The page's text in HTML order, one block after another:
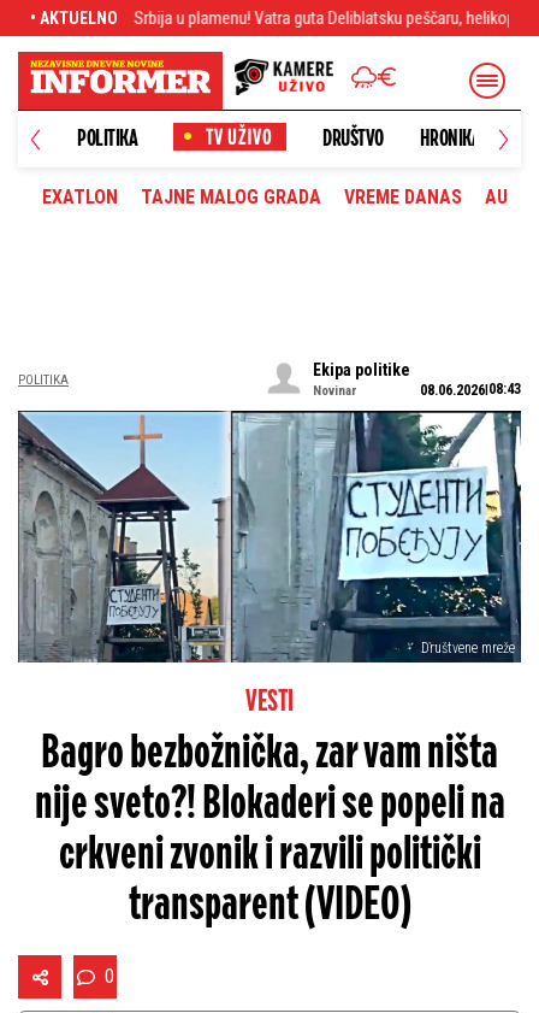
• AKTUELNO
Srbija u plamenu! Vatra guta Deliblatsku peščaru, helikopteri ne staju, spasioci
NOVO POLITIKA DRUŠTVO HRONIKA
EXATLON TAJNE MALOG GRADA VREME DANAS
POLITIKA
Ekipa politike
Novinar 08.06.2026 08:43
Društvene mreže
VESTI
Bagro bezbožnička, zar vam ništa
nije sveto?! Blokaderi se popeli na
crkveni zvonik i razvili politički
transparent (VIDEO)
0